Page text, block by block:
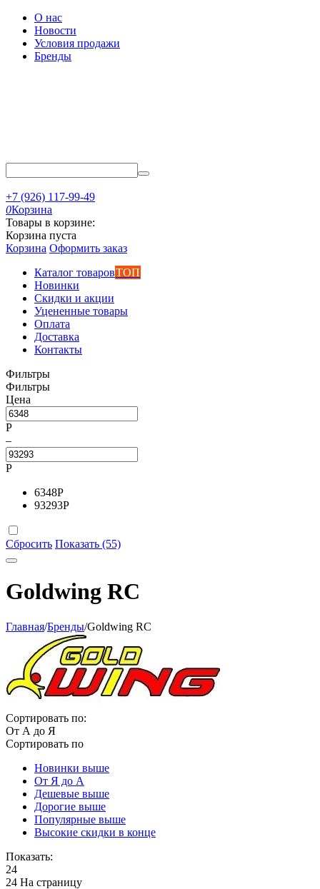
О нас
Новости
Условия продажи
Бренды
+7 (926) 117-99-49
0Корзина
Товары в корзине:
Корзина пуста
Корзина Оформить заказ
Каталог товаровТОП
Новинки
Скидки и акции
Уцененные товары
Оплата
Доставка
Контакты
Фильтры
Фильтры
Цена
Р
–
Р
6348Р
93293Р
Сбросить Показать (55)
Goldwing RC
Главная/Бренды/Goldwing RC
Сортировать по:
От А до Я
Сортировать по
Новинки выше
От Я до А
Дешевые выше
Дорогие выше
Популярные выше
Высокие скидки в конце
Показать:
24
24 На страницу